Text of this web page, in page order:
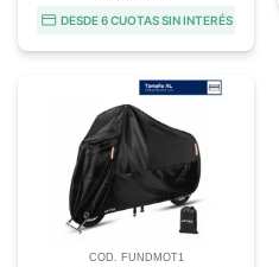
DESDE 6 CUOTAS SIN INTERÉS
COD. FUNDMOT1